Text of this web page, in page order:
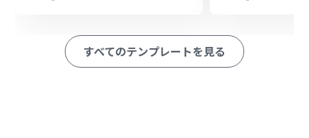
■このワークフローのカスタムポイント
すべてのテンプレートを見る